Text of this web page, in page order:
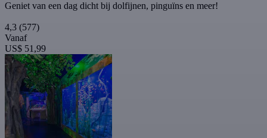
Geniet van een dag dicht bij dolfijnen, pinguïns en meer!
4,3 (577)
Vanaf
US$ 51,99